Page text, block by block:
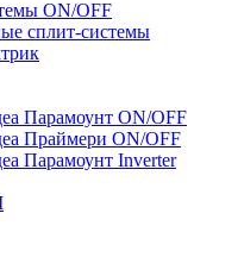
ON/OFF
сплит-системы
Парамоунт ON/OFF
Праймери ON/OFF
Парамоунт Inverter